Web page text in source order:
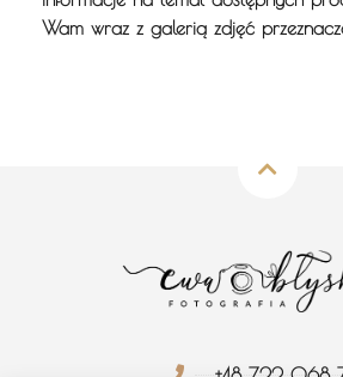
Wam wraz z galerią zdjęć